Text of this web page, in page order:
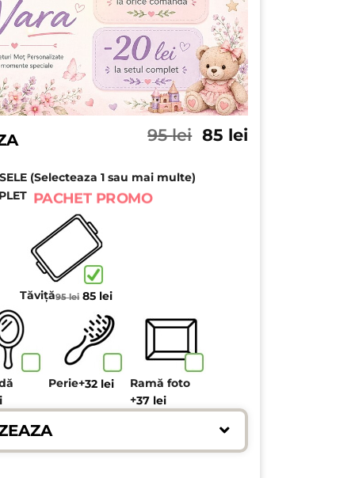
95lei Prețul
85 leiPrețul
(Selecteaza 1 sau mai multe)
PACHET PROMO
Tăviță95lei Prețul
a
fost:
95 lei.
85 leiPrețul
este:
85 lei.
Perie+32 lei
Ramă foto
+37 lei